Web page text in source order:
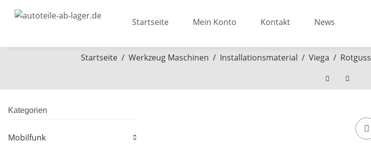
Startseite Mein Konto Kontakt News
Startseite Werkzeug Maschinen Installationsmaterial Viega Rotguss
Kategorien
Mobilfunk